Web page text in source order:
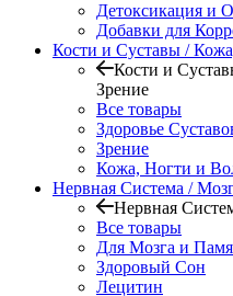
Детоксикация и
Добавки для
Кости и Суставы /
Кости и
Зрение
Все товары
Здоровье
Зрение
Кожа, Ногти и
Нервная Система /
Нервная
Все товары
Для Мозга и
Здоровый Сон
Лецитин